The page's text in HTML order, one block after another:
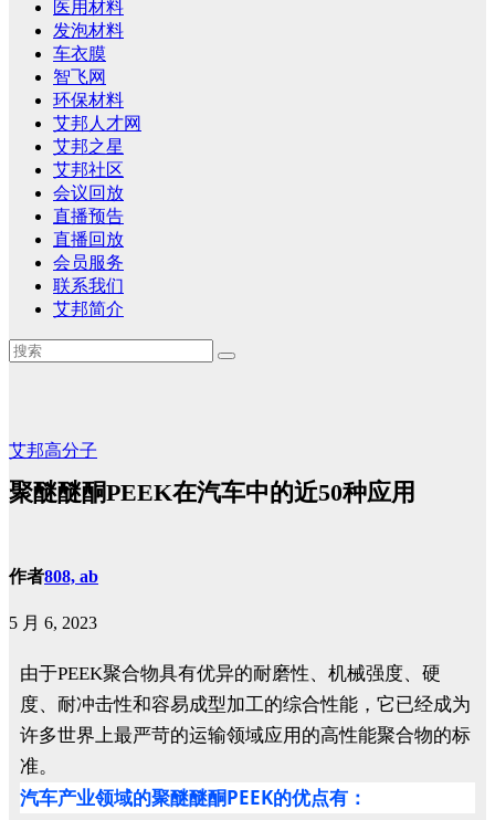
医用材料
发泡材料
车衣膜
智飞网
环保材料
艾邦人才网
艾邦之星
艾邦社区
会议回放
直播预告
直播回放
会员服务
联系我们
艾邦简介
艾邦高分子
聚醚醚酮PEEK在汽车中的近50种应用
作者808, ab
5 月 6, 2023
由于PEEK聚合物具有优异的耐磨性、机械强度、硬
度、耐冲击性和容易成型加工的综合性能，它已经成为
许多世界上最严苛的运输领域应用的高性能聚合物的标
准。
汽车产业领域的聚醚醚酮PEEK的优点有：